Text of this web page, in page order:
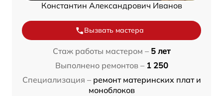
Константин Александрович Иванов
Вызвать мастера
Стаж работы мастером – 5 лет
Выполнено ремонтов – 1 250
Специализация – ремонт материнских плат и
моноблоков